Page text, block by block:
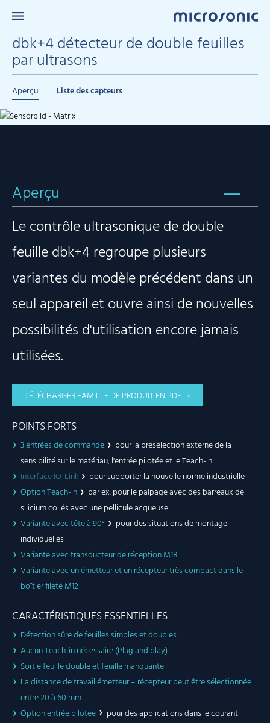
dbk+4 détecteur de double feuilles
par ultrasons
Aperçu Liste des capteurs
Aperçu
Le contrôle ultrasonique de double
feuille dbk+4 regroupe plusieurs
variantes du modèle précédent dans un
seul appareil et ouvre ainsi de nouvelles
possibilités d'utilisation encore jamais
utilisées.
TÉLÉCHARGER FAMILLE DE PRODUIT EN PDF
POINTS FORTS
3 entrées de commande
pour la présélection externe de la
sensibilité sur le matériau, l'entrée pilotée et le Teach-in
Interface IO-Link
pour supporter la nouvelle norme industrielle
Option Teach-in
par ex. pour le palpage avec des barreaux de
silicium collés avec une pellicule acqueuse
Variante avec tête à 90°
pour des situations de montage
individuelles
Variante avec transducteur de réception M18
Variante avec un émetteur et un récepteur très compact dans le
boîtier fileté M12
CARACTÉRISTIQUES ESSENTIELLES
Détection sûre de feuilles simples et doubles
Aucun Teach-in nécessaire (Plug and play)
Sortie feuille double et feuille manquante
La distance de travail émetteur – récepteur peut être sélectionnée
entre 20 à 60 mm
Option entrée pilotée
pour des applications dans le courant